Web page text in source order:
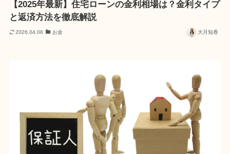
【2025年最新】住宅ローンの金利相場は？金利タイプ
と返済方法を徹底解説
2026.04.08 お金 大月知香